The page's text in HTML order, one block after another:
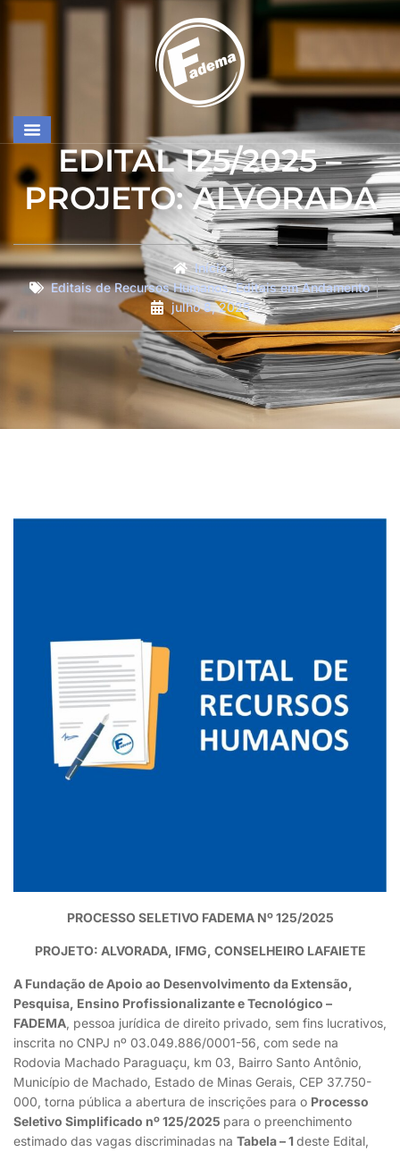
EDITAL 125/2025 –
PROJETO: ALVORADA
Início
Editais de Recursos Humanos,Editais em Andamento
julho 8, 2025
PROCESSO SELETIVO FADEMA Nº 125/2025
PROJETO: ALVORADA, IFMG, CONSELHEIRO LAFAIETE
A Fundação de Apoio ao Desenvolvimento da Extensão,
Pesquisa, Ensino Profissionalizante e Tecnológico –
FADEMA, pessoa jurídica de direito privado, sem fins lucrativos,
inscrita no CNPJ nº 03.049.886/0001-56, com sede na
Rodovia Machado Paraguaçu, km 03, Bairro Santo Antônio,
Município de Machado, Estado de Minas Gerais, CEP 37.750-
000, torna pública a abertura de inscrições para o Processo
Seletivo Simplificado nº 125/2025 para o preenchimento
estimado das vagas discriminadas na Tabela – 1 deste Edital,